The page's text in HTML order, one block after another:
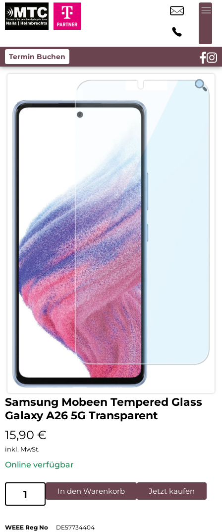
Termin Buchen
Samsung Mobeen Tempered Glass
Galaxy A26 5G Transparent
15,90 €
inkl. MwSt.
Online verfügbar
In den Warenkorb Jetzt kaufen
WEEE Reg No
DE57734404